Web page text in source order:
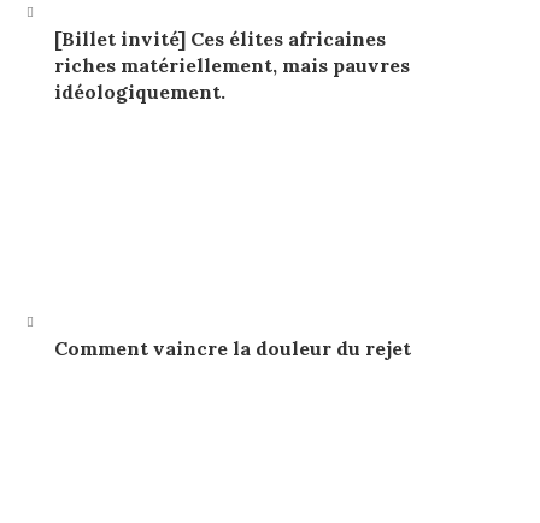
[Billet invité] Ces élites africaines
riches matériellement, mais pauvres
idéologiquement.
Comment vaincre la douleur du rejet